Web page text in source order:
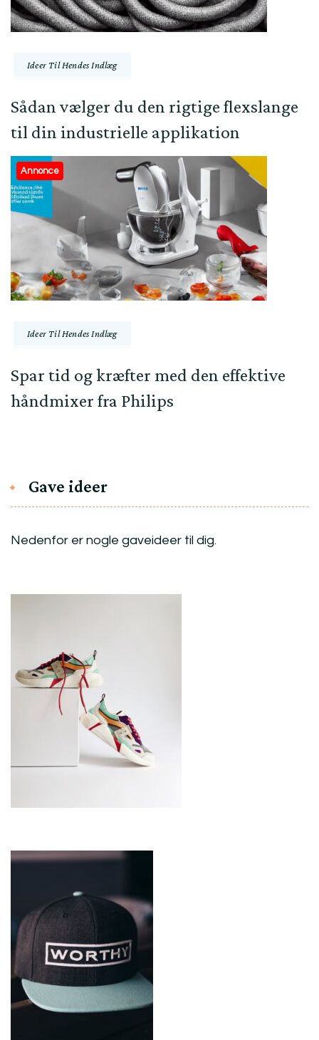
Ideer Til Hendes Indlæg
Sådan vælger du den rigtige flexslange
til din industrielle applikation
Annonce
Ideer Til Hendes Indlæg
Spar tid og kræfter med den effektive
håndmixer fra Philips
Gave ideer
Nedenfor er nogle gaveideer til dig.